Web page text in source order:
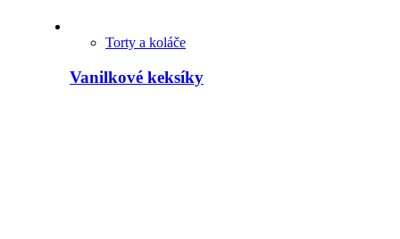
Torty a koláče
Vanilkové keksíky